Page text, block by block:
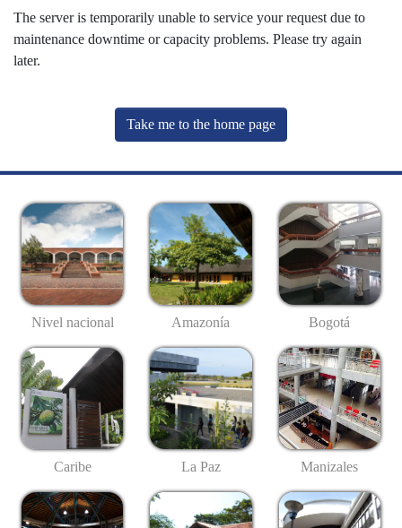
The server is temporarily unable to service your request due to
maintenance downtime or capacity problems. Please try again
later.
Take me to the home page
Nivel nacional Amazonía Bogotá
Caribe La Paz Manizales